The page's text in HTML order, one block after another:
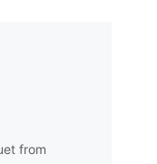
from